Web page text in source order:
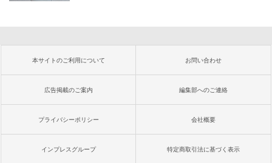
本サイトのご利用について お問い合わせ
広告掲載のご案内 編集部へのご連絡
プライバシーポリシー 会社概要
インプレスグループ 特定商取引法に基づく表示